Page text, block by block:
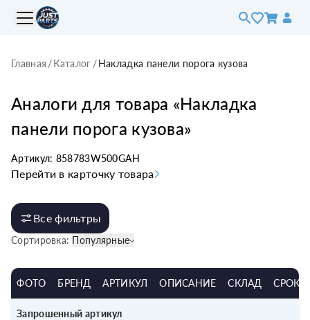
Главная /Каталог /Накладка панели порога кузова
Аналоги для товара «Накладка
панели порога кузова»
Артикул: 858783W500GAH
Перейти в карточку товара
Все фильтры
Сортировка: Популярные
ФОТО БРЕНД АРТИКУЛ ОПИСАНИЕ СКЛАД СРОК
Запрошенный артикул